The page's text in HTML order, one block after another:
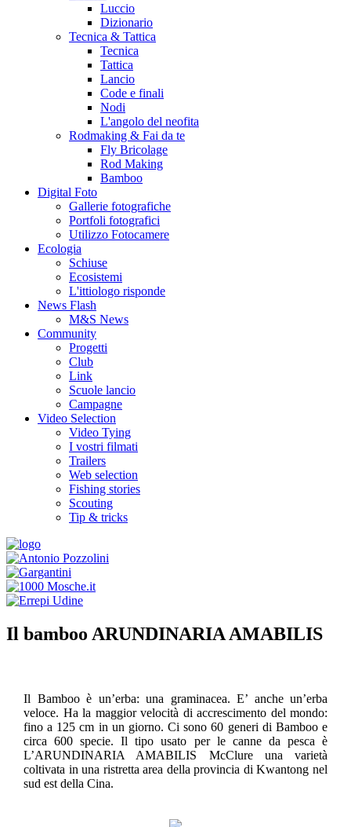
Luccio
Dizionario
Tecnica & Tattica
Tecnica
Tattica
Lancio
Code e finali
Nodi
L'angolo del neofita
Rodmaking & Fai da te
Fly Bricolage
Rod Making
Bamboo
Digital Foto
Gallerie fotografiche
Portfoli fotografici
Utilizzo Fotocamere
Ecologia
Schiuse
Ecosistemi
L'ittiologo risponde
News Flash
M&S News
Community
Progetti
Club
Link
Scuole lancio
Campagne
Video Selection
Video Tying
I vostri filmati
Trailers
Web selection
Fishing stories
Scouting
Tip & tricks
Il bamboo ARUNDINARIA AMABILIS
Il Bamboo è un’erba: una graminacea. E’ anche un’erba
veloce. Ha la maggior velocità di accrescimento del mondo:
fino a 125 cm in un giorno. Ci sono 60 generi di Bamboo e
circa 600 specie. Il tipo usato per le canne da pesca è
L’ARUNDINARIA AMABILIS McClure una varietà
coltivata in una ristretta area della provincia di Kwantong nel
sud est della Cina.